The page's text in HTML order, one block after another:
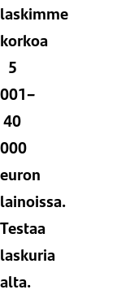
laskimme
korkoa
5
001–
40
000
euron
lainoissa.
Testaa
laskuria
alta.